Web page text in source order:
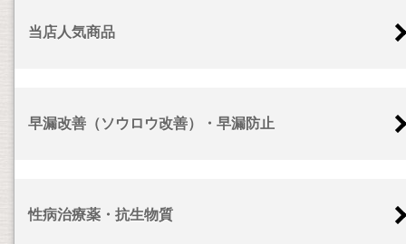
当店人気商品
早漏改善（ソウロウ改善）・早漏防止
性病治療薬・抗生物質